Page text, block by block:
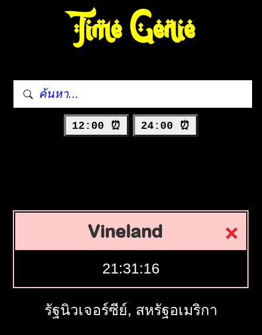
Time Genie
12:00 ⏰ 24:00 ⏰
Vineland
21:31:17
รัฐนิวเจอร์ซีย์, สหรัฐอเมริกา